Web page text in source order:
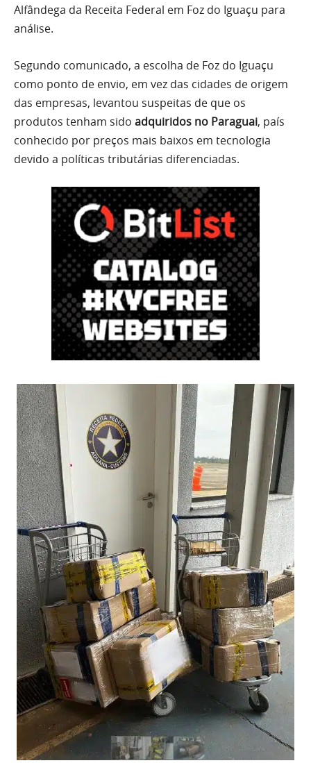
Alfândega da Receita Federal em Foz do Iguaçu para
análise.
Segundo comunicado, a escolha de Foz do Iguaçu
como ponto de envio, em vez das cidades de origem
das empresas, levantou suspeitas de que os
produtos tenham sido adquiridos no Paraguai, país
conhecido por preços mais baixos em tecnologia
devido a políticas tributárias diferenciadas.